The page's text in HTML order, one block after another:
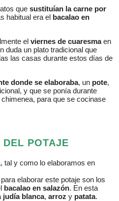
que sustituían la carne por
habitual era el bacalao en
el viernes de cuaresmaen
duda un plato tradicional que
las casas durante estos días de
donde se elaboraba, un pote,
y que se ponía durante
para que se cocinase
DEL POTAJE
tal y como lo elaboramos en
para elaborar este potaje son los
bacalao en salazón. En esta
judía blanca, arroz y patata.